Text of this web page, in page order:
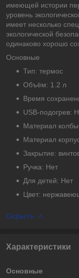
имеющей истории
уровень
имеет несколько
экологической
одинаково хорошо
Основные
Тип: термос
Объём: 1.2 л
Время
USB-подогрев:
Материал
Материал
Закрытие:
Ручка: Нет
Для детей: Нет
Цвет:
Скрыть
Характеристики
Основные